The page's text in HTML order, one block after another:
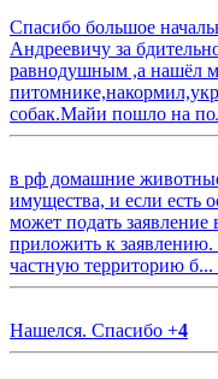
Спасибо большое
Андреевичу за
равнодушным ,а нашёл
собак.Майи пошло на
в рф домашние
имущества, и если есть
может подать заявление
приложить к
частную территорию б...
Нашелся. Спасибо +4